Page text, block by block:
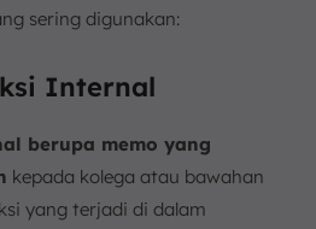
sering digunakan:
Internal
berupa memo yang
kepada kolega atau bawahan
yang terjadi di dalam